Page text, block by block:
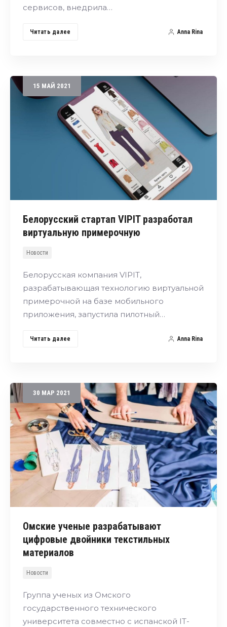
сервисов, внедрила…
Читать далее Anna Rina
15 МАЙ 2021
Белорусский стартап VIPIT разработал
виртуальную примерочную
Новости
Белорусская компания VIPIT,
разрабатывающая технологию виртуальной
примерочной на базе мобильного
приложения, запустила пилотный…
Читать далее Anna Rina
30 МАР 2021
Омские ученые разрабатывают
цифровые двойники текстильных
материалов
Новости
Группа ученых из Омского
государственного технического
университета совместно с испанской IT-